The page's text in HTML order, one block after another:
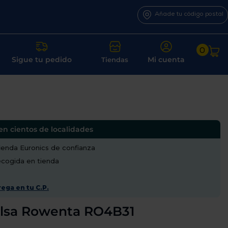
Añade tu código postal
Sigue tu pedido Tiendas Mi cuenta
0
cientos de localidades
Euronics de confianza
en tienda
en tu C.P.
Rowenta RO4B31